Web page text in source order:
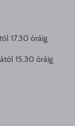
17.30 óráig
15.30 óráig